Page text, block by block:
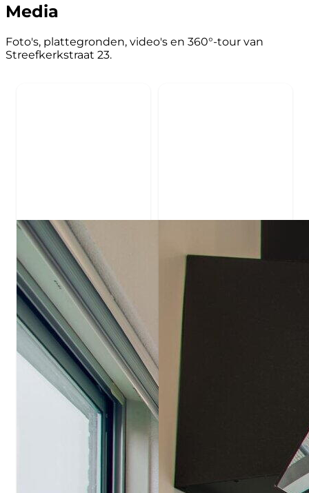
Media
Foto's, plattegronden, video's en 360°-tour van
Streefkerkstraat 23.